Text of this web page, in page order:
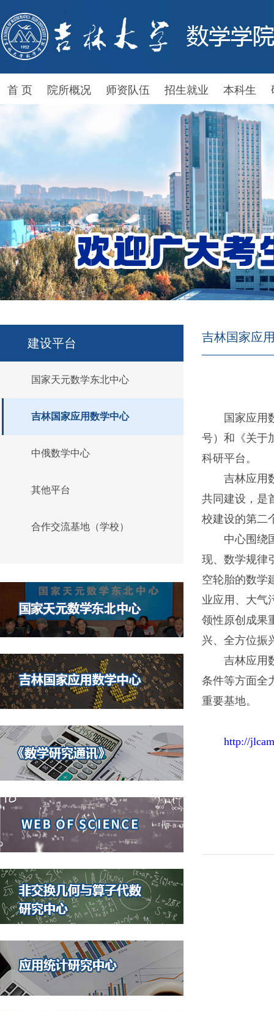
首 页 院所概况 师资队伍 招生就业 本科生
建设平台
国家天元数学东北中心
吉林国家应用数学中心
中俄数学中心
其他平台
合作交流基地（学校）
吉林国家应
国家应用
号）和《关于
科研平台。
吉林应用
共同建设，是
校建设的第二
中心围绕
现、数学规律
空轮胎的数学
业应用、大气
领性原创成果
兴、全方位振
吉林应用
条件等方面全
重要基地。
http://